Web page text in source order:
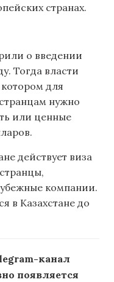
странах.
о введении
Тогда власти
для
нужно
или ценные
действует виза
компании.
в Казахстане до
канал
появляется